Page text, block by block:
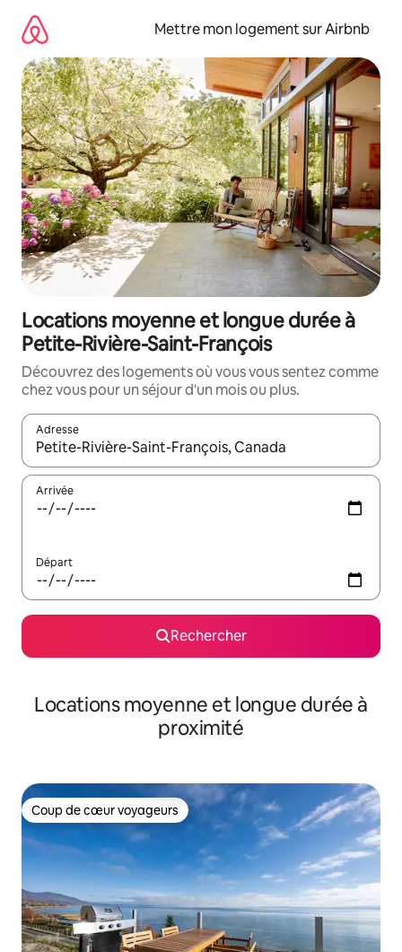
directement
contenu
Mettre mon logement sur Airbnb
Locations moyenne et longue durée à
Petite-Rivière-Saint-François
Découvrez des logements où vous vous sentez comme
chez vous pour un séjour d'un mois ou plus.
Adresse
Lorsque les résultats s'affichent, utilisez les flèches vers le
Arrivée
Départ
Rechercher
Locations moyenne et longue durée à
proximité
Coup de cœur voyageurs
Coup de cœur voyageurs